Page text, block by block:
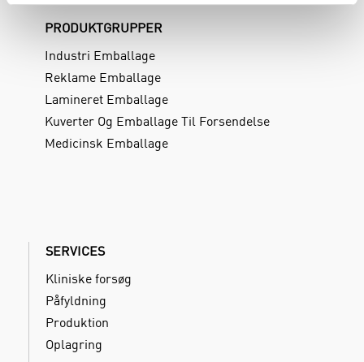
PRODUKTGRUPPER
Industri Emballage
Reklame Emballage
Lamineret Emballage
Kuverter Og Emballage Til Forsendelse
Medicinsk Emballage
SERVICES
Kliniske forsøg
Påfyldning
Produktion
Oplagring